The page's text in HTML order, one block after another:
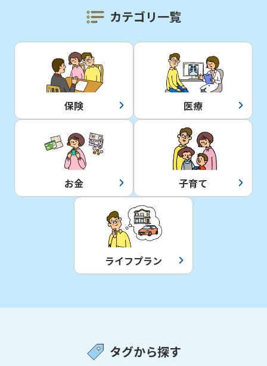
カテゴリ一覧
保険 医療
お金 子育て
ライフプラン
タグから探す